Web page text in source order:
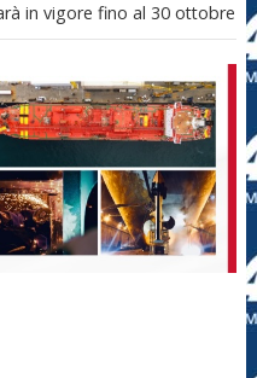
in vigore fino al 30 ottobre